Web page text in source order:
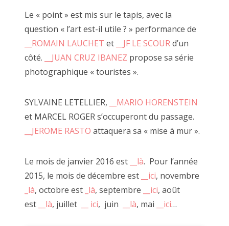
Le « point » est mis sur le tapis, avec la
question « l’art est-il utile ? » performance de
__ROMAIN LAUCHET et __JF LE SCOURd’un
côté.
__JUAN CRUZ IBANEZ propose sa série
photographique « touristes ».
SYLVAINE LETELLIER,
__MARIO HORENSTEIN
et MARCEL ROGER s’occuperont du passage.
__JEROME RASTO attaquera sa « mise à mur ».
Le mois de janvier 2016 est __là. Pour l’année
2015, le mois de décembre est
__ici, novembre
_là, octobre est _là, septembre __ici, août
est
__là, juillet __ ici, juin __là, mai __ici…
La palissade
Alexandre Leroux, un ami. Nous avons présenté une
ribambelles de photos, de vidéos et d'objets.